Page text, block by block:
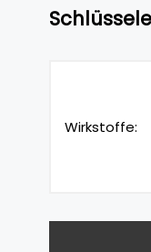
Wirkstoffe: